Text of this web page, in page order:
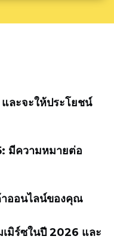
ละจะให้ประโยชน์
มีความหมายต่อ
าออนไลน์ของคุณ
เมิร์ซในปี 2026 และ